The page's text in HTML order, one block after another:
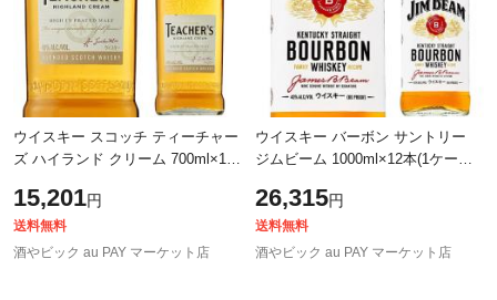
ウイスキー スコッチ ティーチャー
ズ ハイランド クリーム 700ml×12
除く]
15,201円
送料無料
酒やビック au PAY マーケット店
ウイスキー バーボン サントリー
ジムビーム 1000ml×12本(1ケース)
26,315円
送料無料
酒やビック au PAY マーケット店